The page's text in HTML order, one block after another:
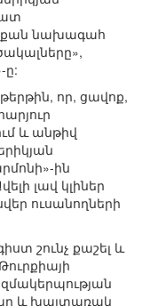
քան նախագահ
ը:
որ, ցավոք,
և անթիվ
ին
լավ կլիներ
ուսանողների
շունչ քաշել և
և խայտառակ